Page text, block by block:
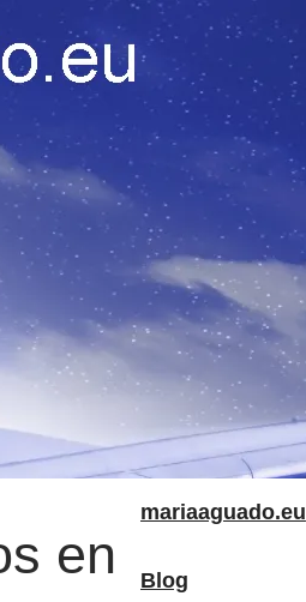
en
mariaaguado.eu
Blog